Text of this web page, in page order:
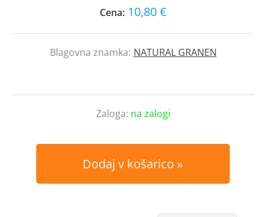
Cena: 10,80 €
Blagovna znamka: NATURAL GRANEN
Zaloga: na zalogi
Dodaj v košarico